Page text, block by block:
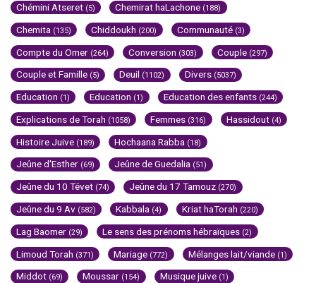
Chémini Atseret (5) Chemirat haLachone (188)
Chemita (135) Chiddoukh (200) Communauté (3)
Compte du Omer (264) Conversion (303) Couple (297)
Couple et Famille (5) Deuil (1102) Divers (5037)
Education (1) Education (1) Education des enfants (244)
Explications de Torah (1058) Femmes (316) Hassidout (4)
Histoire Juive (189) Hochaana Rabba (18)
Jeûne d'Esther (69) Jeûne de Guedalia (51)
Jeûne du 10 Tévet (74) Jeûne du 17 Tamouz (270)
Jeûne du 9 Av (582) Kabbala (4) Kriat haTorah (220)
Lag Baomer (29) Le sens des prénoms hébraïques (2)
Limoud Torah (371) Mariage (772) Mélanges lait/viande (1)
Middot (69) Moussar (154) Musique juive (1)